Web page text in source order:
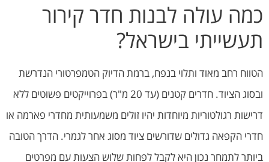
כמה עולה לבנות חדר קירור
תעשייתי בישראל?
הטווח רחב מאוד ותלוי בנפח, ברמת הדיוק הטמפרטורי הנדרשת
ובסוג הציוד. חדרים קטנים (עד 20 מ"ר) בפרוייקטים פשוטים ללא
דרישות רגולטוריות מיוחדות יהיו זולים משמעותית מחדרי פארמה או
חדרי הקפאה גדולים שדורשים ציוד מסוג אחר לגמרי. הדרך הטובה
ביותר לתמחר נכון היא לקבל לפחות שלוש הצעות עם מפרטים